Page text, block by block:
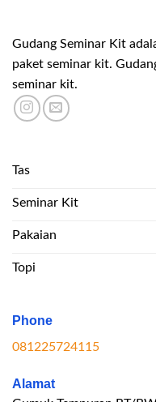
Gudang Seminar Kit
paket seminar kit.
seminar kit.
Tas
Seminar Kit
Pakaian
Topi
Phone
081225724115
Alamat